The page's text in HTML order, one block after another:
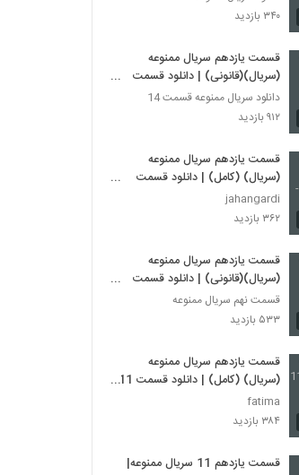
۳۴۰ بازدید
قسمت یازدهم سریال ممنوعه
(سریال)(قانونی) | دانلود قسمت
یازدم (11) سریال ممنوعه . یازده
HD
دانلود سریال ممنوعه قسمت 14
۹۱۲ بازدید
قسمت یازدهم سریال ممنوعه
(سریال) (کامل) | دانلود قسمت
یازدهم 11 سریال ممنوعه رایگان -
FULLHD
jahangardi
۳۶۲ بازدید
قسمت یازدهم سریال ممنوعه
(سریال)(قانونی) | دانلود قسمت
یازدم (11) سریال ممنوعه . یازده 11
قسمت نهم سریال ممنوعه
۵۳۳ بازدید
قسمت یازدهم سریال ممنوعه
(سریال) (کامل) | دانلود قسمت 11
ممنوعه -11- یازده .
fatima
۳۸۴ بازدید
قسمت یازدهم 11 سریال ممنوعه|